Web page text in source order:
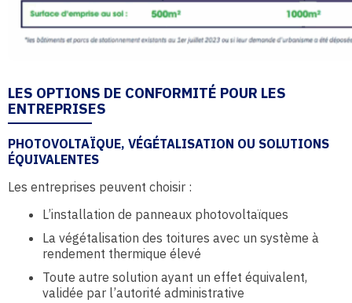
LES OPTIONS DE CONFORMITÉ POUR LES
ENTREPRISES
PHOTOVOLTAÏQUE, VÉGÉTALISATION OU SOLUTIONS
ÉQUIVALENTES
Les entreprises peuvent choisir :
L’installation de panneaux photovoltaïques
La végétalisation des toitures avec un système à
rendement thermique élevé
Toute autre solution ayant un effet équivalent,
validée par l’autorité administrative